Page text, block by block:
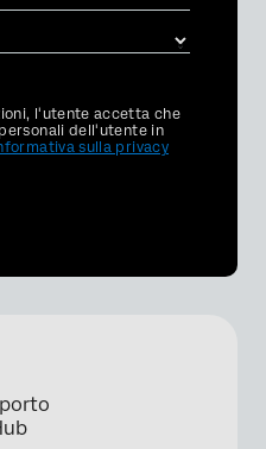
l'utente accetta che
dell'utente in
sulla privacy